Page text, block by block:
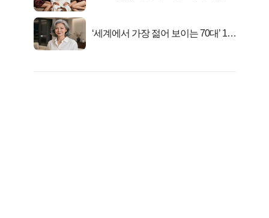
‘세계에서 가장 젊어 보이는 70대’ 1위